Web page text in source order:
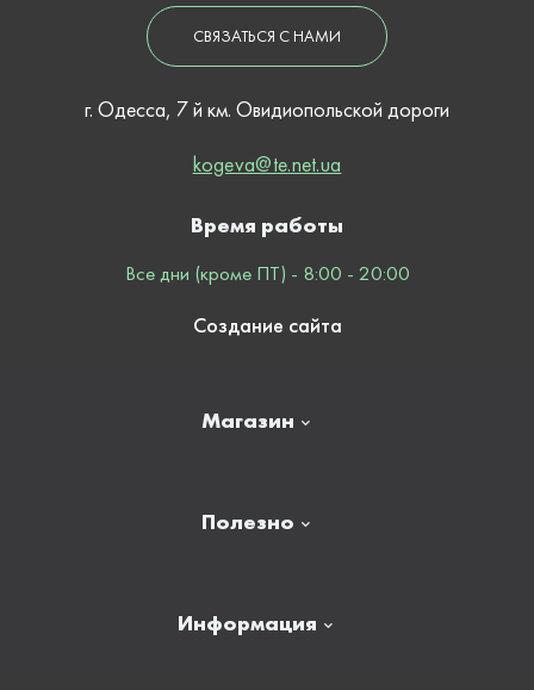
СВЯЗАТЬСЯ С НАМИ
г. Одесса, 7 й км. Овидиопольской дороги
kogeva@te.net.ua
Магазин
Полезно
Информация
Время работы
Все дни (кроме ПТ) - 8:00 - 20:00
Создание сайта